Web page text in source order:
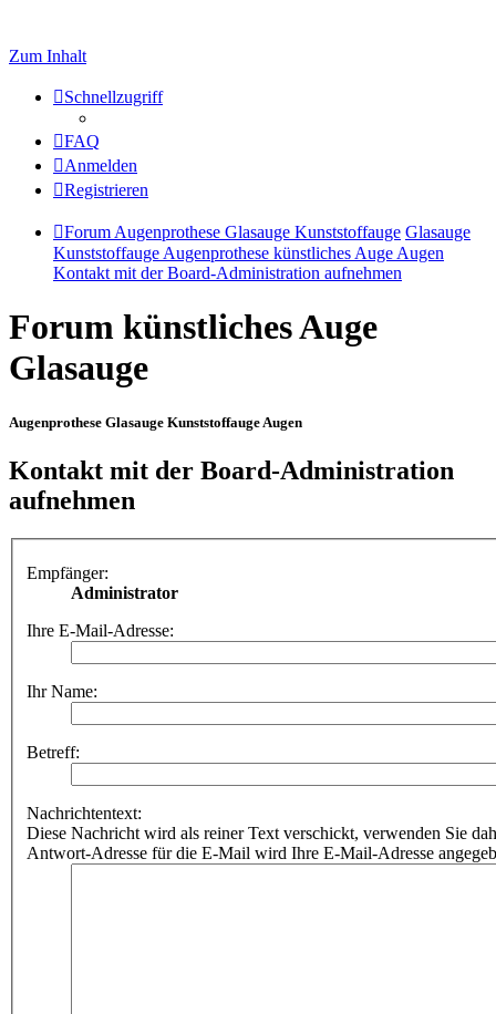
Zum Inhalt
Schnellzugriff
FAQ
Anmelden
Registrieren
Forum Augenprothese Glasauge Kunststoffauge Glasauge
Kunststoffauge Augenprothese künstliches Auge Augen
Kontakt mit der Board-Administration aufnehmen
Forum künstliches Auge
Glasauge
Augenprothese Glasauge Kunststoffauge Augen
Kontakt mit der Board-Administration
aufnehmen
Empfänger:
Administrator
Ihre E-Mail-Adresse:
Ihr Name:
Betreff:
Nachrichtentext:
Diese Nachricht wird als reiner Text verschickt, verwenden Sie
Antwort-Adresse für die E-Mail wird Ihre E-Mail-Adresse